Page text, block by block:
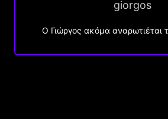
giorgos
Ο Γιώργος ακόμα αναρωτιέται